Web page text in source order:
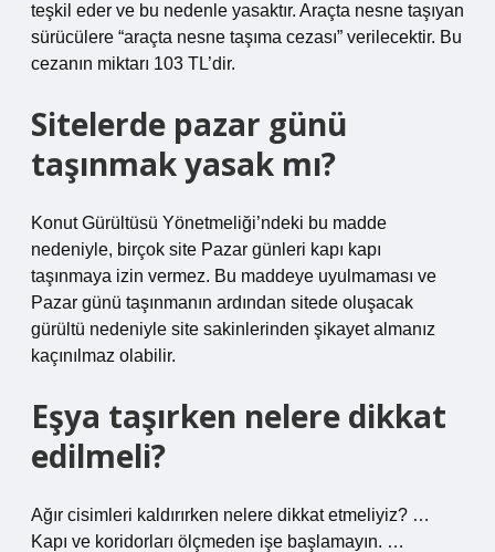
teşkil eder ve bu nedenle yasaktır. Araçta nesne taşıyan
sürücülere “araçta nesne taşıma cezası” verilecektir. Bu
cezanın miktarı 103 TL’dir.
Sitelerde pazar günü
taşınmak yasak mı?
Konut Gürültüsü Yönetmeliği’ndeki bu madde
nedeniyle, birçok site Pazar günleri kapı kapı
taşınmaya izin vermez. Bu maddeye uyulmaması ve
Pazar günü taşınmanın ardından sitede oluşacak
gürültü nedeniyle site sakinlerinden şikayet almanız
kaçınılmaz olabilir.
Eşya taşırken nelere dikkat
edilmeli?
Ağır cisimleri kaldırırken nelere dikkat etmeliyiz? …
Kapı ve koridorları ölçmeden işe başlamayın. …